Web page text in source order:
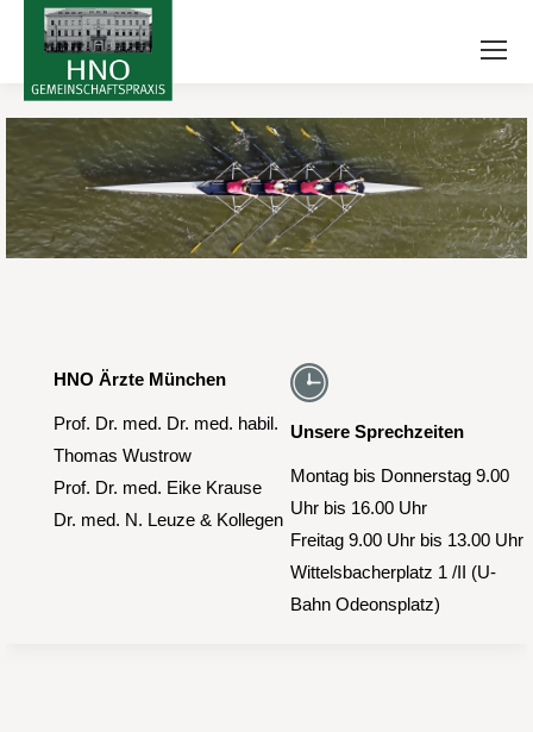
HNO Ärzte München
Prof. Dr. med. Dr. med. habil.
Thomas Wustrow
Prof. Dr. med. Eike Krause
Dr. med. N. Leuze & Kollegen
Unsere Sprechzeiten
Montag bis Donnerstag 9.00
Uhr bis 16.00 Uhr
Freitag 9.00 Uhr bis 13.00 Uhr
Wittelsbacherplatz 1 /II (U-
Bahn Odeonsplatz)